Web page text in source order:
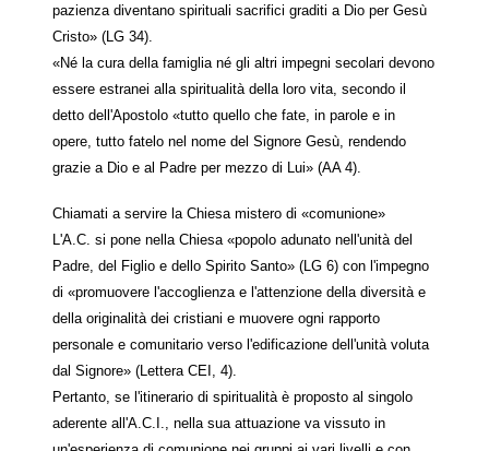
pazienza diventano spirituali sacrifici graditi a Dio per Gesù
Cristo» (LG 34).
«Né la cura della famiglia né gli altri impegni secolari devono
essere estranei alla spiritualità della loro vita, secondo il
detto dell'Apostolo «tutto quello che fate, in parole e in
opere, tutto fatelo nel nome del Signore Gesù, rendendo
grazie a Dio e al Padre per mezzo di Lui» (AA 4).
Chiamati a servire la Chiesa mistero di «comunione»
L'A.C. si pone nella Chiesa «popolo adunato nell'unità del
Padre, del Figlio e dello Spirito Santo» (LG 6) con l'impegno
di «promuovere l'accoglienza e l'attenzione della diversità e
della originalità dei cristiani e muovere ogni rapporto
personale e comunitario verso l'edificazione dell'unità voluta
dal Signore» (Lettera CEI, 4).
Pertanto, se l'itinerario di spiritualità è proposto al singolo
aderente all'A.C.I., nella sua attuazione va vissuto in